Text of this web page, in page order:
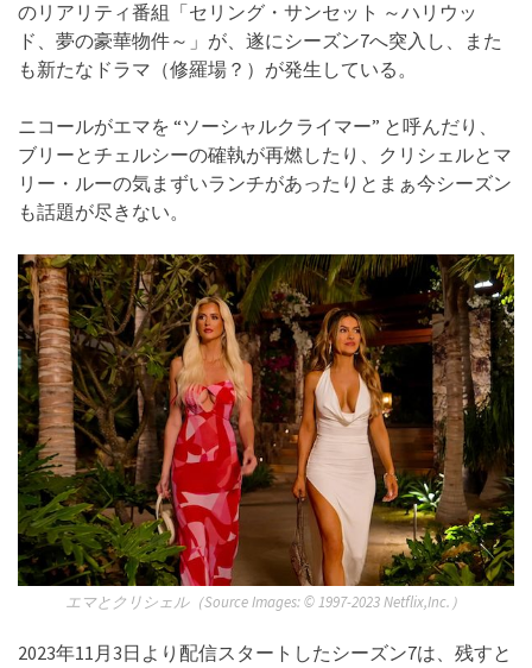
のリアリティ番組「セリング・サンセット ～ハリウッ
ド、夢の豪華物件～」が、遂にシーズン7へ突入し、また
も新たなドラマ（修羅場？）が発生している。
ニコールがエマを “ソーシャルクライマー” と呼んだり、
ブリーとチェルシーの確執が再燃したり、クリシェルとマ
リー・ルーの気まずいランチがあったりとまぁ今シーズン
も話題が尽きない。
エマとクリシェル（Source Images: ©︎ 1997-2023 Netflix,Inc.）
2023年11月3日より配信スタートしたシーズン7は、残すと